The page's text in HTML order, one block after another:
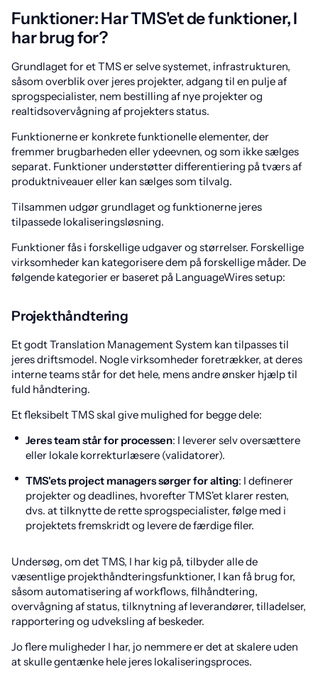
Funktioner: Har TMS'et de funktioner, I
har brug for?
Grundlaget for et TMS er selve systemet, infrastrukturen,
såsom overblik over jeres projekter, adgang til en pulje af
sprogspecialister, nem bestilling af nye projekter og
realtidsovervågning af projekters status.
Funktionerne er konkrete funktionelle elementer, der
fremmer brugbarheden eller ydeevnen, og som ikke sælges
separat. Funktioner understøtter differentiering på tværs af
produktniveauer eller kan sælges som tilvalg.
Tilsammen udgør grundlaget og funktionerne jeres
tilpassede lokaliseringsløsning.
Funktioner fås i forskellige udgaver og størrelser. Forskellige
virksomheder kan kategorisere dem på forskellige måder. De
følgende kategorier er baseret på LanguageWires setup:
Projekthåndtering
Et godt Translation Management System kan tilpasses til
jeres driftsmodel. Nogle virksomheder foretrækker, at deres
interne teams står for det hele, mens andre ønsker hjælp til
fuld håndtering.
Et fleksibelt TMS skal give mulighed for begge dele:
Jeres team står for processen: I leverer selv oversættere
eller lokale korrekturlæsere (validatorer).
TMS'ets project managers sørger for alting: I definerer
projekter og deadlines, hvorefter TMS'et klarer resten,
dvs. at tilknytte de rette sprogspecialister, følge med i
projektets fremskridt og levere de færdige filer.
Undersøg, om det TMS, I har kig på, tilbyder alle de
væsentlige projekthåndteringsfunktioner, I kan få brug for,
såsom automatisering af workflows, filhåndtering,
overvågning af status, tilknytning af leverandører, tilladelser,
rapportering og udveksling af beskeder.
Jo flere muligheder I har, jo nemmere er det at skalere uden
at skulle gentænke hele jeres lokaliseringsproces.